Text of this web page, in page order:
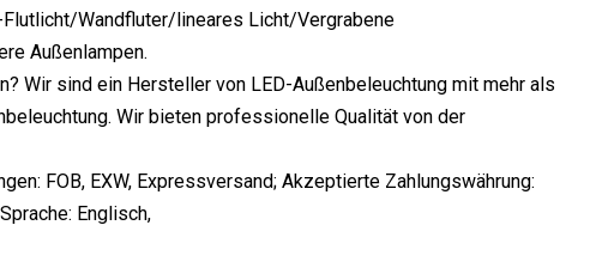
Wandfluter/lineares Licht/Vergrabene
Außenlampen.
Wir sind ein Hersteller von LED-Außenbeleuchtung mit mehr als
Wir bieten professionelle Qualität von der
FOB, EXW, Expressversand; Akzeptierte Zahlungswährung:
Englisch,